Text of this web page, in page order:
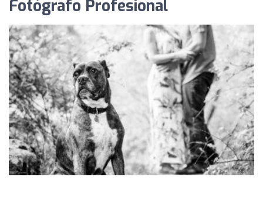
Fotógrafo Profesional